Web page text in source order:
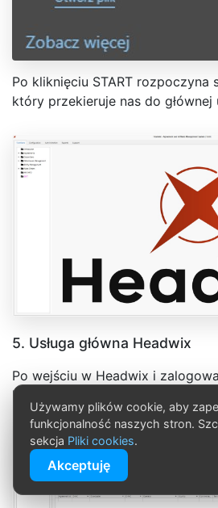
Po kliknięciu START rozpoczyna
który przekieruje nas do głównej
5. Usługa główna Headwix
Po wejściu w Headwix i
konta wyświetla się nam ekran
Używamy plików cookie, aby
funkcjonalność naszych stron.
sekcja Pliki cookies.
Akceptuję